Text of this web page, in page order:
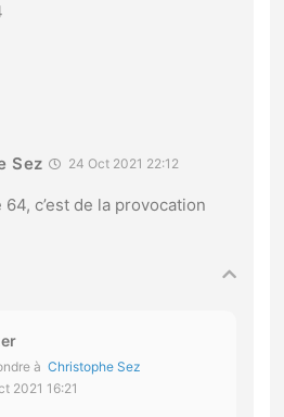
Sez 24 Oct 2021 22:12
c’est de la provocation
àChristophe Sez
2021 16:21